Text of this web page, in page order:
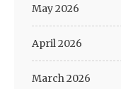
May 2026
April 2026
March 2026